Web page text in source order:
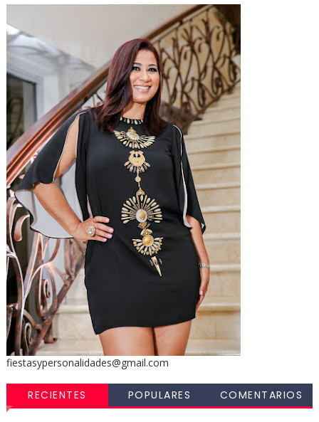
fiestasypersonalidades@gmail.com
RECIENTES POPULARES COMENTARIOS